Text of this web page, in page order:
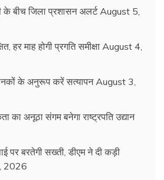
के बीच जिला प्रशासन अलर्ट August 5,
हर माह होगी प्रगति समीक्षा August 4,
के अनुरूप करें सत्यापन August 3,
का अनूठा संगम बनेगा राष्ट्रपति उद्यान
पर बरतेगी सख्ती, डीएम ने दी कड़ी
2026